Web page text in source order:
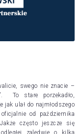
swego nie znacie –
To stare porzekadło,
jak ulał do najmłodszego
od października
często jeszcze się
zaledwie o kilka